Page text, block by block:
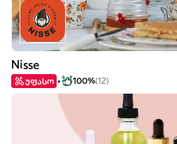
Nisse
უფასო 100%(12)